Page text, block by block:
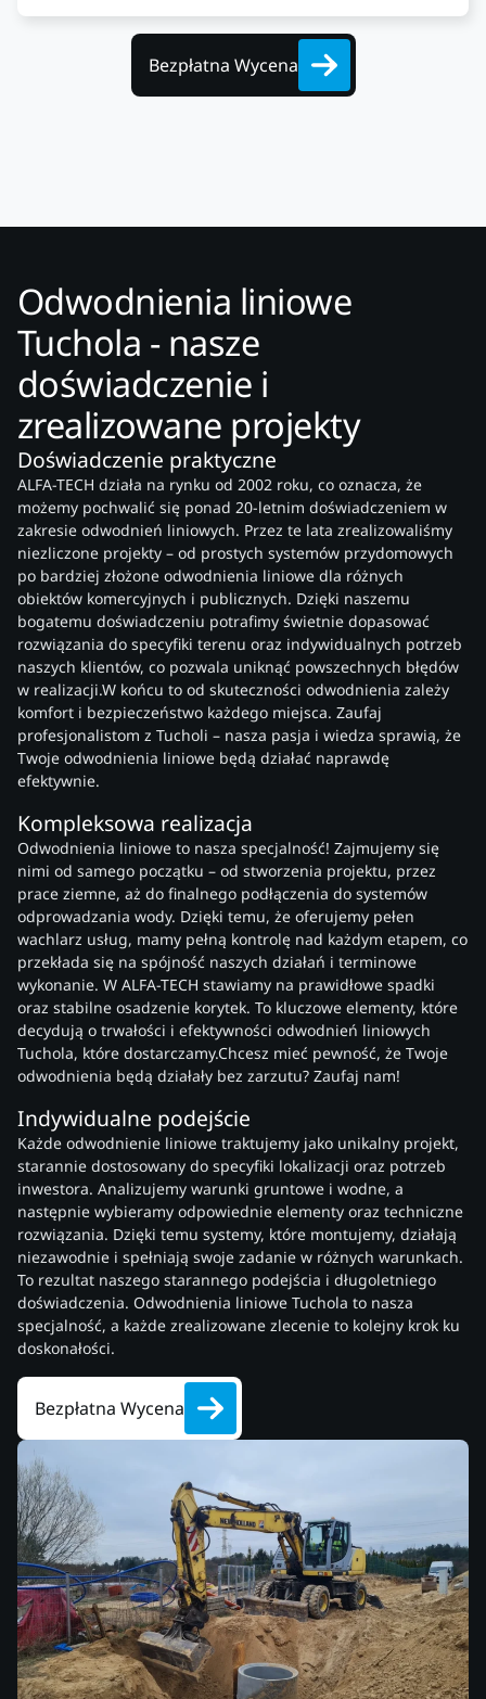
Bezpłatna Wycena
Odwodnienia liniowe
Tuchola - nasze
doświadczenie i
zrealizowane projekty
Doświadczenie praktyczne
ALFA-TECH działa na rynku od 2002 roku, co oznacza, że
możemy pochwalić się ponad 20-letnim doświadczeniem w
zakresie odwodnień liniowych. Przez te lata zrealizowaliśmy
niezliczone projekty – od prostych systemów przydomowych
po bardziej złożone odwodnienia liniowe dla różnych
obiektów komercyjnych i publicznych. Dzięki naszemu
bogatemu doświadczeniu potrafimy świetnie dopasować
rozwiązania do specyfiki terenu oraz indywidualnych potrzeb
naszych klientów, co pozwala uniknąć powszechnych błędów
w realizacji.W końcu to od skuteczności odwodnienia zależy
komfort i bezpieczeństwo każdego miejsca. Zaufaj
profesjonalistom z Tucholi – nasza pasja i wiedza sprawią, że
Twoje odwodnienia liniowe będą działać naprawdę
efektywnie.
Kompleksowa realizacja
Odwodnienia liniowe to nasza specjalność! Zajmujemy się
nimi od samego początku – od stworzenia projektu, przez
prace ziemne, aż do finalnego podłączenia do systemów
odprowadzania wody. Dzięki temu, że oferujemy pełen
wachlarz usług, mamy pełną kontrolę nad każdym etapem, co
przekłada się na spójność naszych działań i terminowe
wykonanie. W ALFA-TECH stawiamy na prawidłowe spadki
oraz stabilne osadzenie korytek. To kluczowe elementy, które
decydują o trwałości i efektywności odwodnień liniowych
Tuchola, które dostarczamy.Chcesz mieć pewność, że Twoje
odwodnienia będą działały bez zarzutu? Zaufaj nam!
Indywidualne podejście
Każde odwodnienie liniowe traktujemy jako unikalny projekt,
starannie dostosowany do specyfiki lokalizacji oraz potrzeb
inwestora. Analizujemy warunki gruntowe i wodne, a
następnie wybieramy odpowiednie elementy oraz techniczne
rozwiązania. Dzięki temu systemy, które montujemy, działają
niezawodnie i spełniają swoje zadanie w różnych warunkach.
To rezultat naszego starannego podejścia i długoletniego
doświadczenia. Odwodnienia liniowe Tuchola to nasza
specjalność, a każde zrealizowane zlecenie to kolejny krok ku
doskonałości.
Bezpłatna Wycena